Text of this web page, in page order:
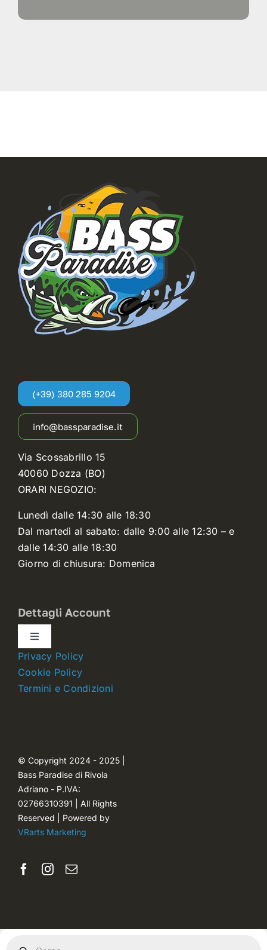
(+39) 380 285 9204
info@bassparadise.it
Via Scossabrillo 15
40060 Dozza (BO)
ORARI NEGOZIO:
Lunedì dalle 14:30 alle 18:30
Dal martedì al sabato: dalle 9:00 alle 12:30 – e
dalle 14:30 alle 18:30
Giorno di chiusura: Domenica
Dettagli Account
Toggle
Navigation
Dettagli account
Password dimenticata
Privacy Policy
Cookie Policy
Termini e Condizioni
© Copyright 2024 - 2025 |
Bass Paradise di Rivola
Adriano - P.IVA:
02766310391 | All Rights
Reserved | Powered by
VRarts Marketing